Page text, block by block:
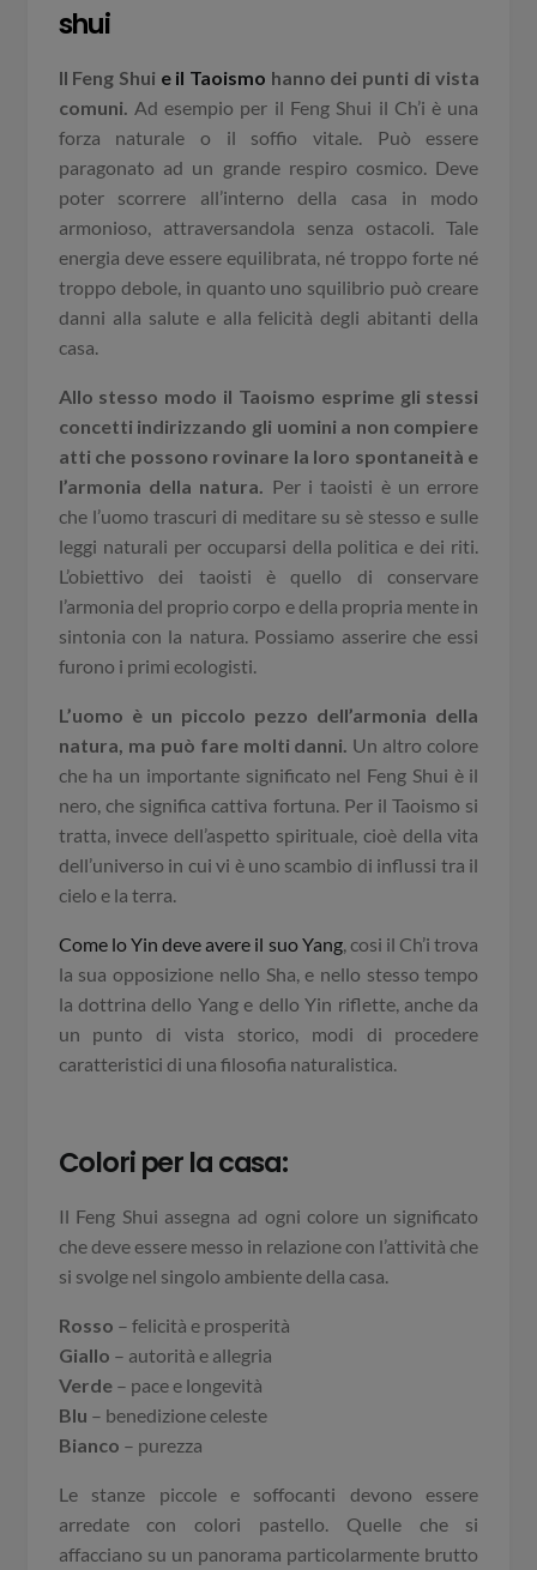
shui
Il Feng Shui e il Taoismo hanno dei punti di vista
comuni. Ad esempio per il Feng Shui il Ch’i è una
forza naturale o il soffio vitale. Può essere
paragonato ad un grande respiro cosmico. Deve
poter scorrere all’interno della casa in modo
armonioso, attraversandola senza ostacoli. Tale
energia deve essere equilibrata, né troppo forte né
troppo debole, in quanto uno squilibrio può creare
danni alla salute e alla felicità degli abitanti della
casa.
Allo stesso modo il Taoismo esprime gli stessi
concetti indirizzando gli uomini a non compiere
atti che possono rovinare la loro spontaneità e
l’armonia della natura.
Per i taoisti è un errore
che l’uomo trascuri di meditare su sè stesso e sulle
leggi naturali per occuparsi della politica e dei riti.
L’obiettivo dei taoisti è quello di conservare
l’armonia del proprio corpo e della propria mente in
sintonia con la natura. Possiamo asserire che essi
furono i primi ecologisti.
L’uomo è un piccolo pezzo dell’armonia della
natura, ma può fare molti danni. Un altro colore
che ha un importante significato nel Feng Shui è il
nero, che significa cattiva fortuna. Per il Taoismo si
tratta, invece dell’aspetto spirituale, cioè della vita
dell’universo in cui vi è uno scambio di influssi tra il
cielo e la terra.
Come lo Yin deve avere il suo Yang, cosi il Ch’i trova
la sua opposizione nello Sha, e nello stesso tempo
la dottrina dello Yang e dello Yin riflette, anche da
un punto di vista storico, modi di procedere
caratteristici di una filosofia naturalistica.
Colori per la casa:
Il Feng Shui assegna ad ogni colore un significato
che deve essere messo in relazione con l’attività che
si svolge nel singolo ambiente della casa.
Rosso – felicità e prosperità
Giallo – autorità e allegria
Verde– pace e longevità
Blu – benedizione celeste
Bianco – purezza
Le stanze piccole e soffocanti devono essere
arredate con colori pastello. Quelle che si
affacciano su un panorama particolarmente brutto